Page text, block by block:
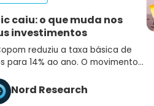
caiu: o que muda nos
investimentos
reduziu a taxa básica de
para 14% ao ano. O movimento
sinais importantes sobre os
passos
Nord Research